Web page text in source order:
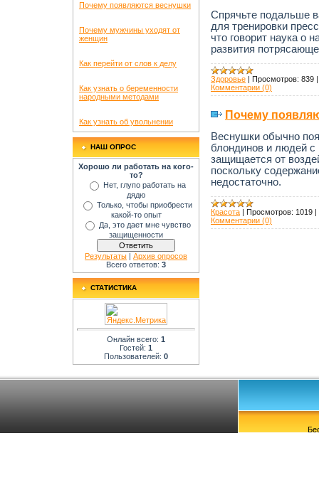
Почему появляются веснушки
Почему мужчины уходят от
женщин
Как перейти от слов к делу
Как узнать о беременности
народными методами
Как узнать об увольнении
НАШ ОПРОС
Хорошо ли работать на кого-
то?
Нет, глупо работать на
дядю
Только, чтобы приобрести
какой-то опыт
Да, это дает мне чувство
защищенности
Результаты | Архив опросов
Всего ответов: 3
СТАТИСТИКА
Онлайн всего: 1
Гостей: 1
Пользователей: 0
Спрячьте подальше
для тренировки
что говорит наука о
развития
Здоровье Просмотров: 839
Комментарии (0)
Почему
Веснушки обычно
блондинов и людей с
защищается от
поскольку
недостаточно.
Красота Просмотров: 1019
Комментарии (0)